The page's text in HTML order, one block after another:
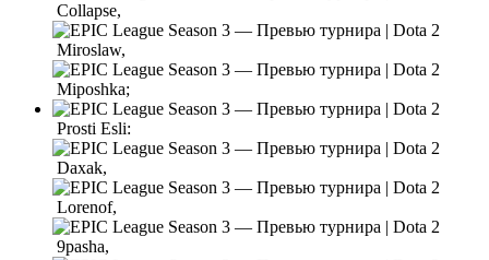
Collapse,
Miroslaw,
Miposhka;
Prosti Esli:
Daxak,
Lorenof,
9pasha,